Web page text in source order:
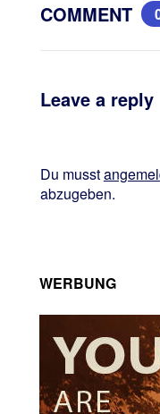
COMMENT
Leave a reply
Du musst
abzugeben.
WERBUNG